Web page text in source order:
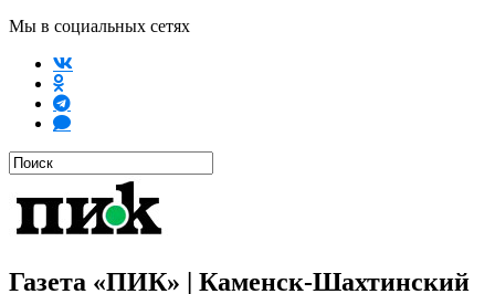
Мы в социальных сетях
Газета «ПИК» | Каменск-Шахтинский